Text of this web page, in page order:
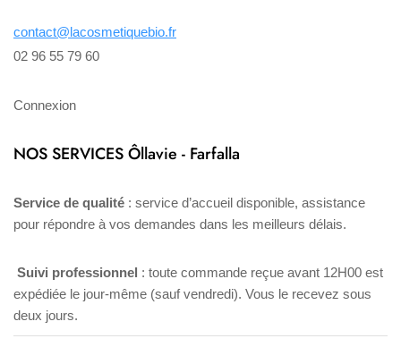
contact@lacosmetiquebio.fr
02 96 55 79 60
Connexion
NOS SERVICES Ôllavie - Farfalla
Service de qualité : service d’accueil disponible, assistance
pour répondre à vos demandes dans les meilleurs délais.
Suivi professionnel : toute commande reçue avant 12H00 est
expédiée le jour-même (sauf vendredi). Vous le recevez sous
deux jours.